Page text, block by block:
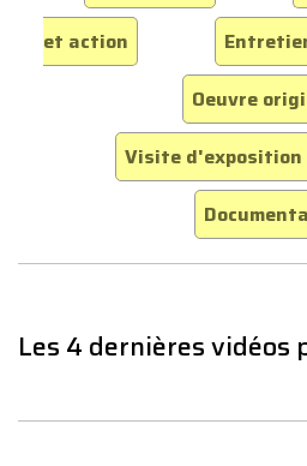
et action
Oeuvre
Visite
Les 4 dernières vidéos